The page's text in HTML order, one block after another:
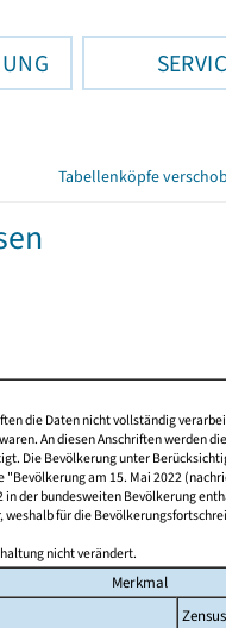
Tabellenköpfe
die Daten nicht vollständig
An diesen Anschriften werden
Die Bevölkerung unter
"Bevölkerung am 15. Mai 2022
in der bundesweiten Bevölkerung
für die
nicht verändert.
Merkmal